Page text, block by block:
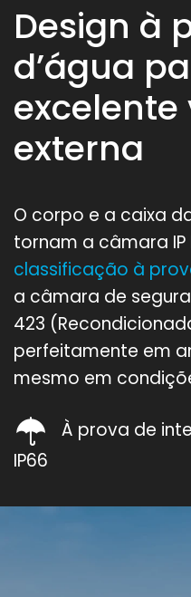
Design à
d’água
externa
O corpo e a caixa
tornam a câmara IP
classificação à
a câmara de
423
perfeitamente em
mesmo em
À prova de
IP66